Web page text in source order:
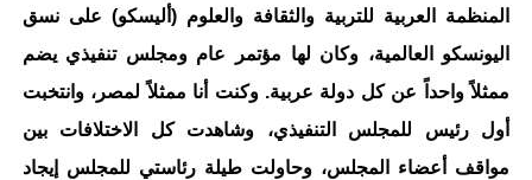
المنظمة العربية للتربية والثقافة والعلوم (أليسكو) على نسق
اليونسكو العالمية، وكان لها مؤتمر عام ومجلس تنفيذي يضم
ممثلاً واحداً عن كل دولة عربية. وكنت أنا ممثلاً لمصر، وانتخبت
أول رئيس للمجلس التنفيذي، وشاهدت كل الاختلافات بين
مواقف أعضاء المجلس، وحاولت طيلة رئاستي للمجلس إيجاد